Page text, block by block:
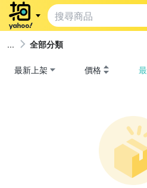
全部分類
最新上架 價格